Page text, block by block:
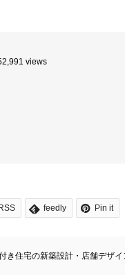
views
RSS feedly Pin it
き住宅の新築設計・店舗デザ